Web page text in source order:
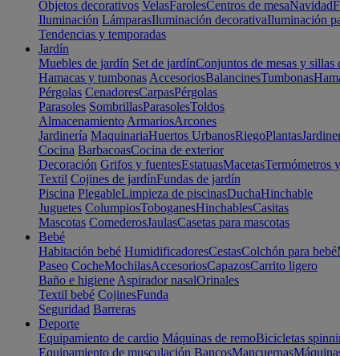
Objetos decorativos VelasFarolesCentros de mesaNavidad
Iluminación LámparasIluminación decorativaIluminación
Tendencias y temporadas
Jardín
Muebles de jardín Set de jardínConjuntos de mesas y sillas
Hamacas y tumbonas AccesoriosBalancinesTumbonas
Pérgolas CenadoresCarpasPérgolas
Parasoles SombrillasParasolesToldos
Almacenamiento ArmariosArcones
Jardinería MaquinariaHuertos UrbanosRiegoPlantas
Cocina BarbacoasCocina de exterior
Decoración Grifos y fuentesEstatuasMacetasTermómetros
Textil Cojines de jardínFundas de jardín
Piscina PlegableLimpieza de piscinasDuchaHinchable
Juguetes ColumpiosToboganesHinchablesCasitas
Mascotas ComederosJaulasCasetas para mascotas
Bebé
Habitación bebé HumidificadoresCestasColchón para bebé
Paseo CocheMochilasAccesoriosCapazosCarrito ligero
Baño e higiene Aspirador nasalOrinales
Textil bebé CojinesFunda
Seguridad Barreras
Deporte
Equipamiento de cardio Máquinas de remoBicicletas
Equipamiento de musculación BancosMancuernas